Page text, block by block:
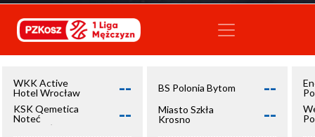
WKK Active
Hotel Wrocław
--
KSK Qemetica
Noteć
Inowrocław
--
BS Polonia Bytom --
Miasto Szkła
Krosno
--